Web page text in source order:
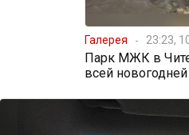
Галерея 23:23,
Парк МЖК в
всей новогодней